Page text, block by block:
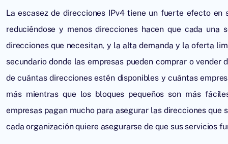
Laescasez de direcciones IPv4tiene un fuerte efecto en
reduciéndose y menos direcciones hacen que cada
direcciones que necesitan, y la alta demanda y la oferta
secundario donde las empresas pueden comprar o
de cuántas direcciones estén disponibles y cuántas
más mientras que los bloques pequeños son más
empresas pagan mucho para asegurar las direcciones
cada organización quiere asegurarse de que sus servicios